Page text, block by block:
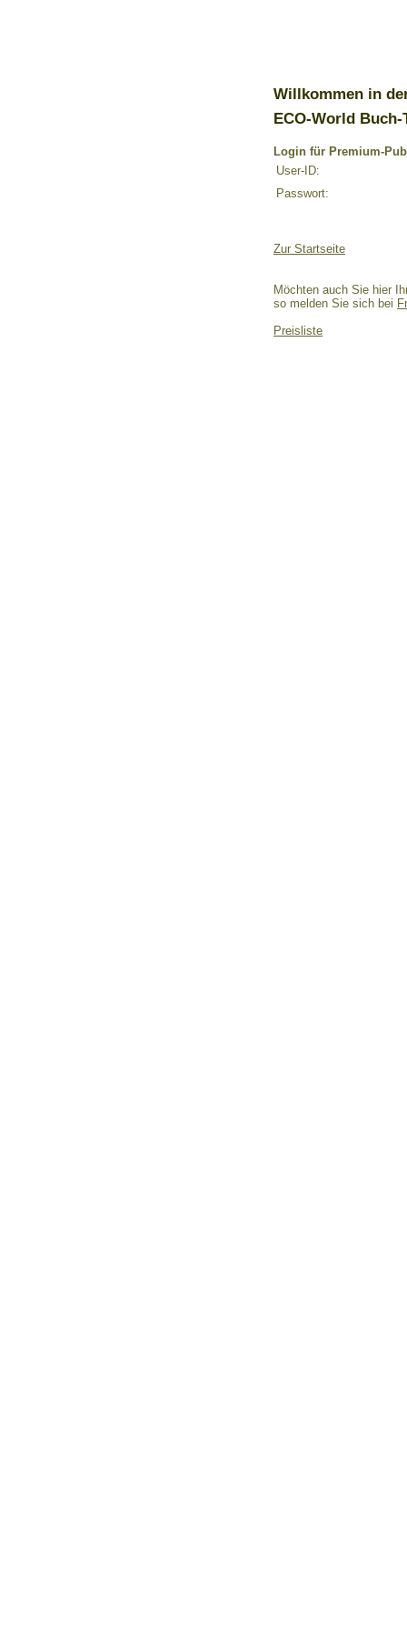
Willkommen in
ECO-World Buch-
Login für Premium-
User-ID:
Passwort:
Zur Startseite
Möchten auch Sie hier
so melden Sie sich bei
Preisliste